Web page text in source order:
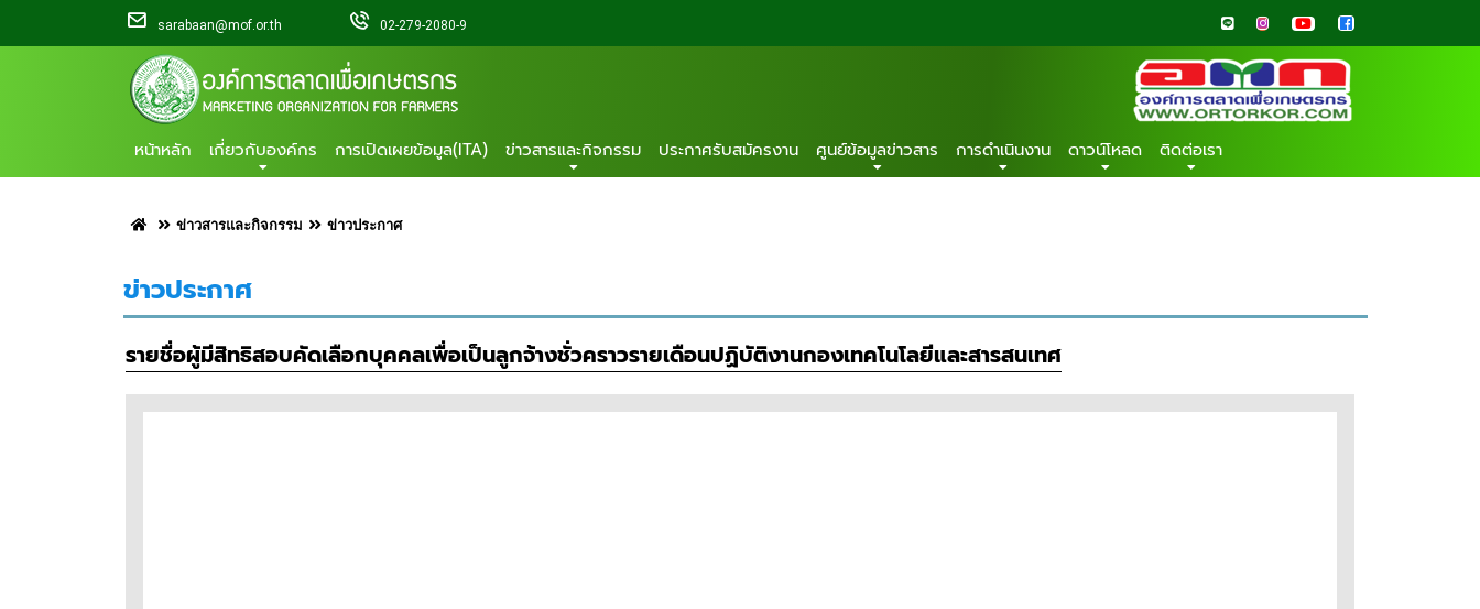
sarabaan@mof.or.th 02-279-2080-9
หน้าหลัก เกี่ยวกับองค์กร การเปิดเผยข้อมูล(ITA) ข่าวสารและกิจกรรม ประกาศรับสมัครงาน ศูนย์ข้อมูลข่าวสาร การดำเนินงาน ดาวน์โหลด ติดต่อเรา
ข่าวสารและกิจกรรม ข่าวประกาศ
ข่าวประกาศ
รายชื่อผู้มีสิทธิสอบคัดเลือกบุคคลเพื่อเป็นลูกจ้างชั่วคราวรายเดือนปฏิบัติงานกองเทคโนโลยีและสารสนเทศ